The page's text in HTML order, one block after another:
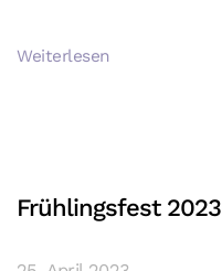
Weiterlesen
Frühlingsfest 2023